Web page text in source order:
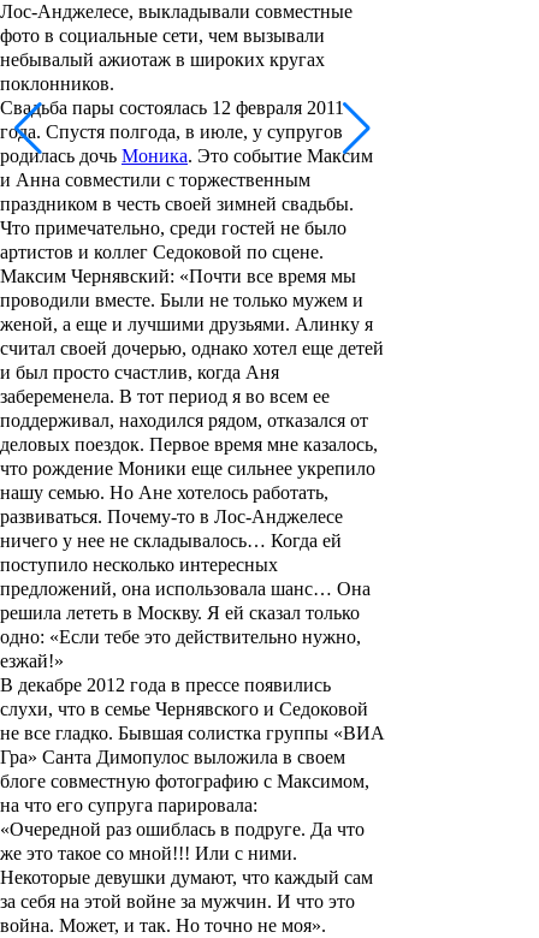
Лос-Анджелесе, выкладывали совместные
фото в социальные сети, чем вызывали
небывалый ажиотаж в широких кругах
поклонников.
Свадьба пары состоялась 12 февраля 2011
года. Спустя полгода, в июле, у супругов
родилась дочь Моника. Это событие Максим
и Анна совместили с торжественным
праздником в честь своей зимней свадьбы.
Что примечательно, среди гостей не было
артистов и коллег Седоковой по сцене.
Максим Чернявский: «Почти все время мы
проводили вместе. Были не только мужем и
женой, а еще и лучшими друзьями. Алинку я
считал своей дочерью, однако хотел еще детей
и был просто счастлив, когда Аня
забеременела. В тот период я во всем ее
поддерживал, находился рядом, отказался от
деловых поездок. Первое время мне казалось,
что рождение Моники еще сильнее укрепило
нашу семью. Но Ане хотелось работать,
развиваться. Почему-то в Лос-Анджелесе
ничего у нее не складывалось… Когда ей
поступило несколько интересных
предложений, она использовала шанс… Она
решила лететь в Москву. Я ей сказал только
одно: «Если тебе это действительно нужно,
езжай!»
В декабре 2012 года в прессе появились
слухи, что в семье Чернявского и Седоковой
не все гладко. Бывшая солистка группы «ВИА
Гра» Санта Димопулос выложила в своем
блоге совместную фотографию с Максимом,
на что его супруга парировала:
«Очередной раз ошиблась в подруге. Да что
же это такое со мной!!! Или с ними.
Некоторые девушки думают, что каждый сам
за себя на этой войне за мужчин. И что это
война. Может, и так. Но точно не моя».